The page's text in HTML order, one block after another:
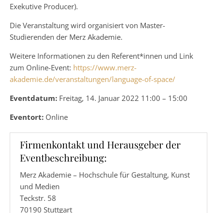
Exekutive Producer).
Die Veranstaltung wird organisiert von Master-
Studierenden der Merz Akademie.
Weitere Informationen zu den Referent*innen und Link
zum Online-Event: https://www.merz-
akademie.de/veranstaltungen/language-of-space/
Eventdatum: Freitag, 14. Januar 2022 11:00 – 15:00
Eventort: Online
Firmenkontakt und Herausgeber der
Eventbeschreibung:
Merz Akademie – Hochschule für Gestaltung, Kunst
und Medien
Teckstr. 58
70190 Stuttgart